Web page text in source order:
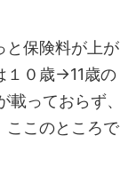
と保険料が上が
１０歳→11歳の
載っておらず、
ここのところで